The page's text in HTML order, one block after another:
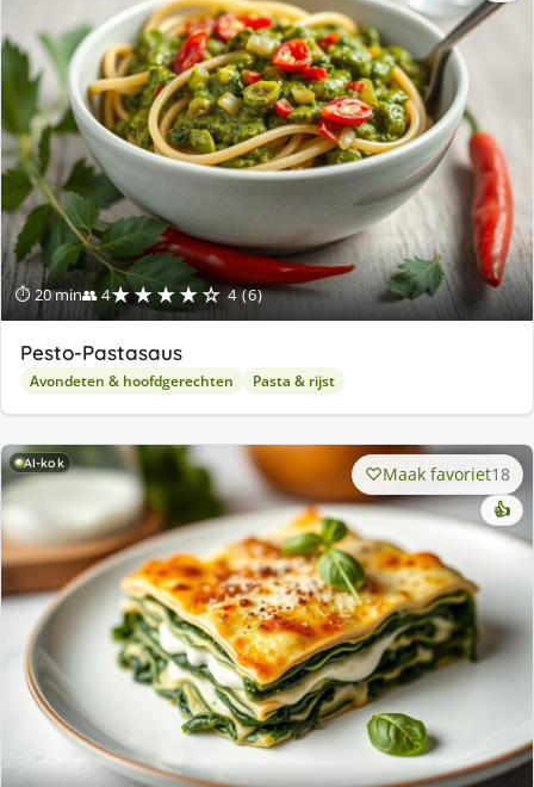
⏱ 20 min👥 4★★★★☆ 4 (6)
Pesto-Pastasaus
Avondeten & hoofdgerechten Pasta & rijst
AI-kok Maak favoriet18
👍